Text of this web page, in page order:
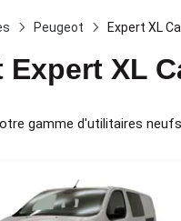
Peugeot Expert XL
Expert XL
gamme d'utilitaires